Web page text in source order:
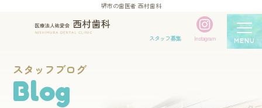
堺市の歯医者 西村歯科
スタッフ募集 Instagram MENU
スタッフブログ
Blog